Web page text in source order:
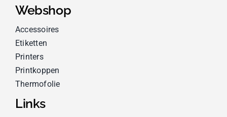
Webshop
Accessoires
Etiketten
Printers
Printkoppen
Thermofolie
Links